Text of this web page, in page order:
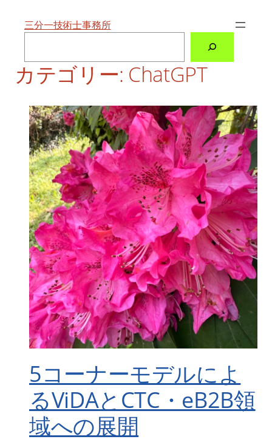
三分一技術士事務所
検
カテゴリー: ChatGPT
5コーナーモデルによ
るViDAとCTC・eB2B領
域への展開